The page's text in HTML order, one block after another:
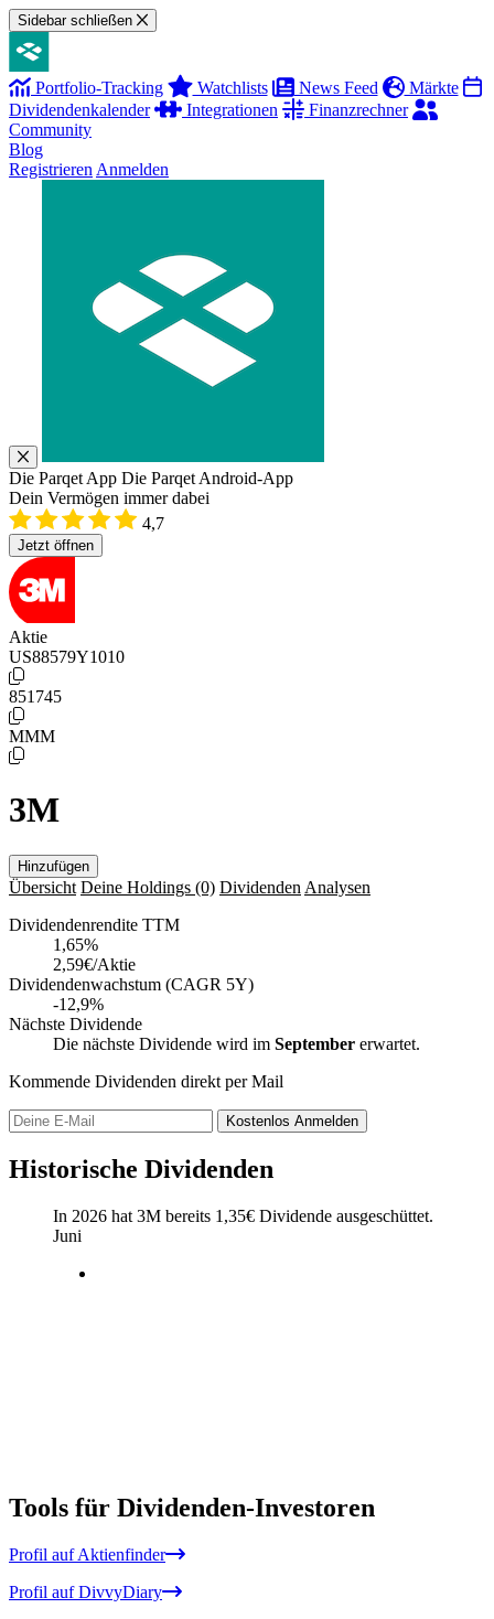
Sidebar schließen
Portfolio-Tracking Watchlists News Feed
Märkte
Dividendenkalender
Integrationen
Finanzrechner
Community
Blog
Registrieren Anmelden
Die Parqet App Die Parqet Android-App
Dein Vermögen immer dabei
4,7
Jetzt öffnen
Aktie
US88579Y1010
851745
MMM
3M
Hinzufügen
Übersicht Deine Holdings (0) Dividenden Analysen
Dividendenrendite TTM
1,65%
2,59€/Aktie
Dividendenwachstum (CAGR 5Y)
-12,9%
Nächste Dividende
Die nächste Dividende wird im September erwartet.
Kommende Dividenden direkt per Mail
Kostenlos Anmelden
Historische Dividenden
In 2026 hat 3M bereits 1,35€ Dividende ausgeschüttet.
Juni
Tools für Dividenden-Investoren
Profil auf Aktienfinder
Profil auf DivvyDiary